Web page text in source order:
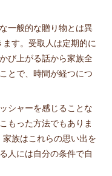
一般的な贈り物とは異
す。受取人は定期的に
び上がる話から家族全
とで、時間が経つにつ
シャーを感じることな
もった方法でもありま
族はこれらの思い出を
人には自分の条件で自